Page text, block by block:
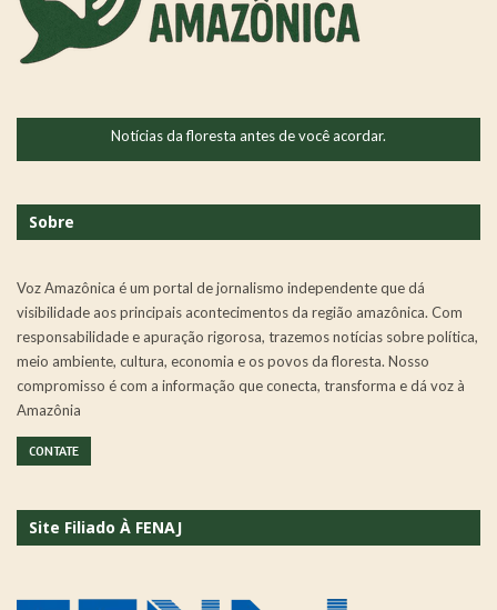
Notícias da floresta antes de você acordar.
Sobre
Voz Amazônica é um portal de jornalismo independente que dá
visibilidade aos principais acontecimentos da região amazônica. Com
responsabilidade e apuração rigorosa, trazemos notícias sobre política,
meio ambiente, cultura, economia e os povos da floresta. Nosso
compromisso é com a informação que conecta, transforma e dá voz à
Amazônia
CONTATE
Site Filiado À FENAJ